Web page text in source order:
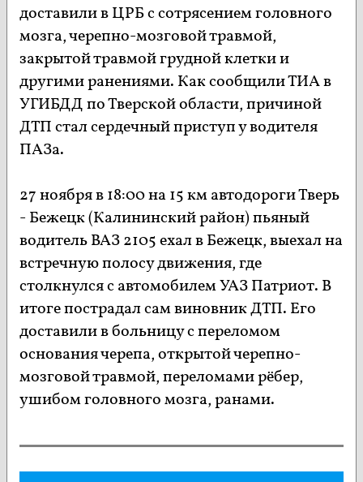
доставили в ЦРБ с сотрясением головного
мозга, черепно-мозговой травмой,
закрытой травмой грудной клетки и
другими ранениями. Как сообщили ТИА в
УГИБДД по Тверской области, причиной
ДТП стал сердечный приступ у водителя
ПАЗа.
27 ноября в 18:00 на 15 км автодороги Тверь
- Бежецк (Калининский район) пьяный
водитель ВАЗ 2105 ехал в Бежецк, выехал на
встречную полосу движения, где
столкнулся с автомобилем УАЗ Патриот. В
итоге пострадал сам виновник ДТП. Его
доставили в больницу с переломом
основания черепа, открытой черепно-
мозговой травмой, переломами рёбер,
ушибом головного мозга, ранами.